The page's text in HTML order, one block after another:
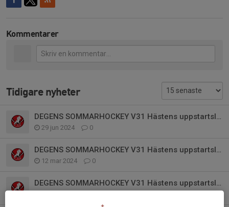
Kommentarer
Tidigare nyheter
DEGENS SOMMARHOCKEY V31 Hästens uppstartsläger
29 jun 2024 0
DEGENS SOMMARHOCKEY V31 Hästens uppstartsläger
12 mar 2024 0
DEGENS SOMMARHOCKEY V31 Hästens uppstartsläger